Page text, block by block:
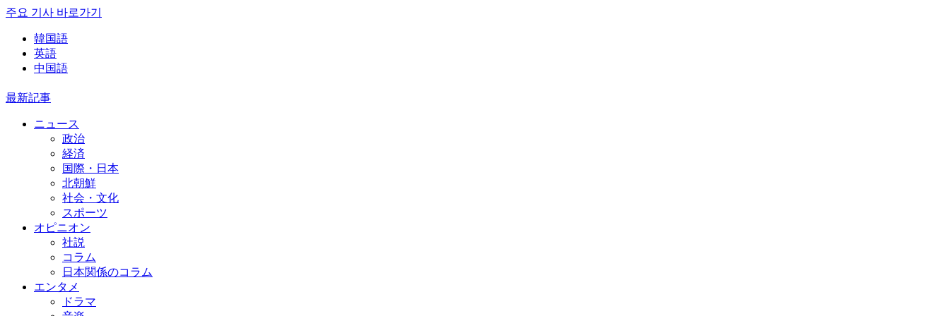
주요 기사 바로가기
韓国語
英語
中国語
最新記事
ニュース
政治
経済
国際・日本
北朝鮮
社会・文化
スポーツ
オピニオン
社説
コラム
日本関係のコラム
エンタメ
ドラマ